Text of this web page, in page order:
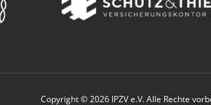
Copyright © 2026 IPZV e.V. Alle Rechte